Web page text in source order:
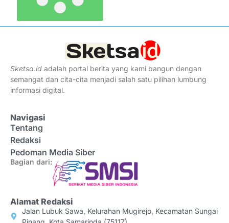
Sketsa.id adalah portal berita yang kami bangun dengan
semangat dan cita-cita menjadi salah satu pilihan lumbung
informasi digital.
Navigasi
Tentang
Redaksi
Pedoman Media Siber
Bagian dari:
Alamat Redaksi
Jalan Lubuk Sawa, Kelurahan Mugirejo, Kecamatan Sungai